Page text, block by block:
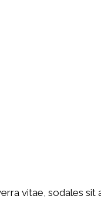
vitae, sodales sit